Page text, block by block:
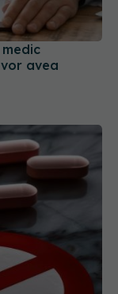
avea